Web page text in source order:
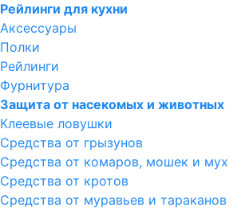
Рейлинги для кухни
Аксессуары
Полки
Рейлинги
Фурнитура
Защита от насекомых и животных
Клеевые ловушки
Средства от грызунов
Средства от комаров, мошек и мух
Средства от кротов
Средства от муравьев и тараканов